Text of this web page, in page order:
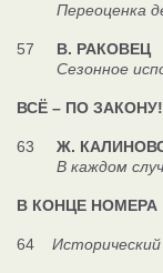
Переоценка
57 В. РАКОВЕЦ
Сезонное
ВСЁ – ПО ЗАКОНУ!
63 Ж.
В каждом
В КОНЦЕ НОМЕРА
64